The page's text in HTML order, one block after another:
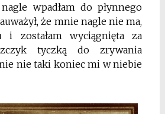
wpadłam do płynnego
że mnie nagle nie ma,
i zostałam wyciągnięta za
tyczką do zrywania
nie taki koniec mi w niebie